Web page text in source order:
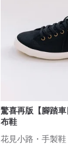
驚喜再版【腳踏
布鞋
花見小路・手製